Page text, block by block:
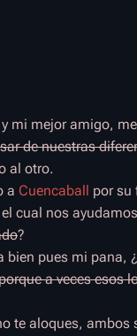
mi mejor amigo,
de nuestras
al otro.
a Cuencaball por su
cual nos
?
bien pues mi pana,
a veces esos
te aloques, ambos